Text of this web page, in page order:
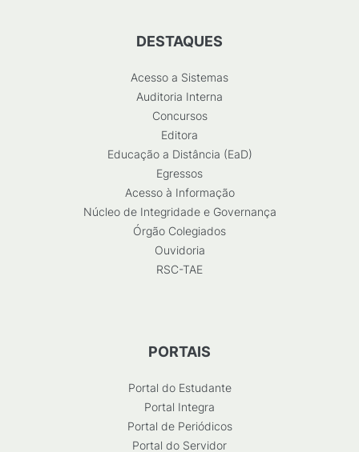
DESTAQUES
Acesso a Sistemas
Auditoria Interna
Concursos
Editora
Educação a Distância (EaD)
Egressos
Acesso à Informação
Núcleo de Integridade e Governança
Órgão Colegiados
Ouvidoria
RSC-TAE
PORTAIS
Portal do Estudante
Portal Integra
Portal de Periódicos
Portal do Servidor